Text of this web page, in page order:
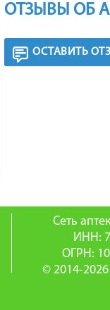
ОТЗЫВЫ ОБ
ОСТАВИТЬ
Сеть
ИНН:
ОГРН:
© 2014-